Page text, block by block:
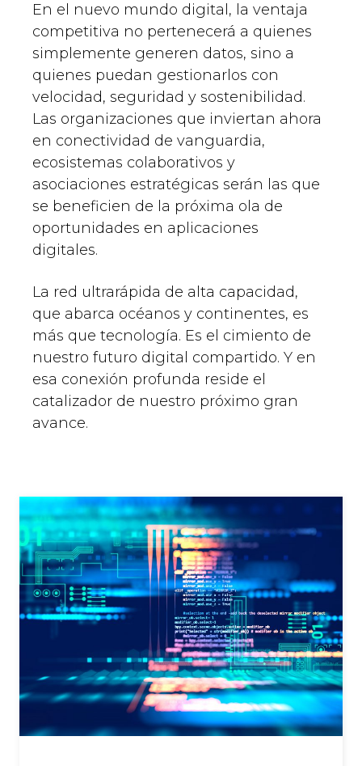
En el nuevo mundo digital, la ventaja
competitiva no pertenecerá a quienes
simplemente generen datos, sino a
quienes puedan gestionarlos con
velocidad, seguridad y sostenibilidad.
Las organizaciones que inviertan ahora
en conectividad de vanguardia,
ecosistemas colaborativos y
asociaciones estratégicas serán las que
se beneficien de la próxima ola de
oportunidades en aplicaciones
digitales.
La red ultrarápida de alta capacidad,
que abarca océanos y continentes, es
más que tecnología. Es el cimiento de
nuestro futuro digital compartido. Y en
esa conexión profunda reside el
catalizador de nuestro próximo gran
avance.